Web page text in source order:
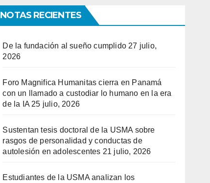
NOTAS RECIENTES
De la fundación al sueño cumplido 27 julio,
2026
Foro Magnifica Humanitas cierra en Panamá
con un llamado a custodiar lo humano en la era
de la IA 25 julio, 2026
Sustentan tesis doctoral de la USMA sobre
rasgos de personalidad y conductas de
autolesión en adolescentes 21 julio, 2026
Estudiantes de la USMA analizan los